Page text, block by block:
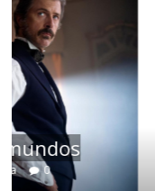
Las series-
13 marzo, 2026